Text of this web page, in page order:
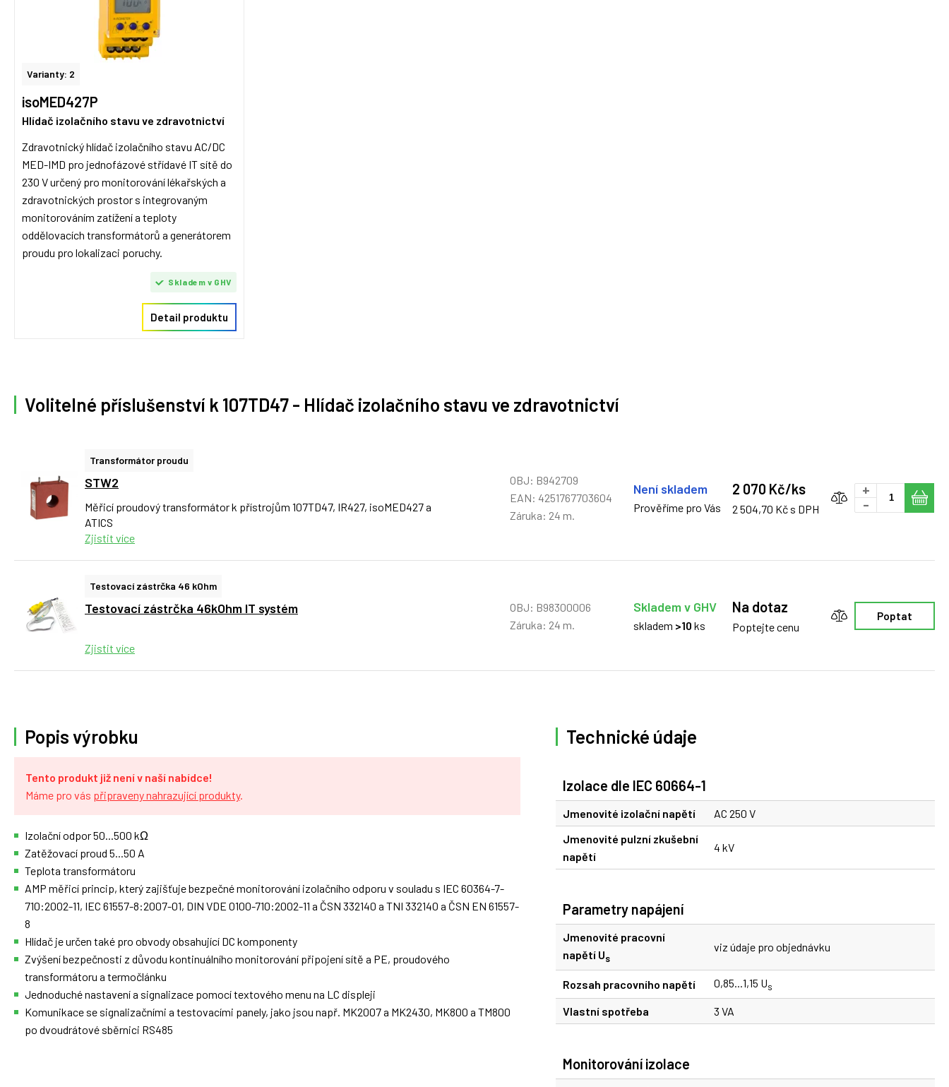
Varianty: 2
isoMED427P
Hlídač izolačního stavu ve zdravotnictví
Zdravotnický hlídač izolačního stavu AC/DC
MED-IMD pro jednofázové střídavé IT sítě do
230 V určený pro monitorování lékařských a
zdravotnických prostor s integrovaným
monitorováním zatížení a teploty
oddělovacích transformátorů a generátorem
proudu pro lokalizaci poruchy.
Skladem v GHV
Detail produktu
Volitelné příslušenství k 107TD47 - Hlídač izolačního stavu ve zdravotnictví
Transformátor proudu
STW2
Měřicí proudový transformátor k přístrojům 107TD47, IR427, isoMED427 a
ATICS
Zjistit více
OBJ: B942709
EAN: 4251767703604
Záruka: 24 m.
Není skladem
Prověříme pro Vás
2 070 Kč/ks
2 504,70 Kč s DPH
+
-
Testovací zástrčka 46 kOhm
Testovací zástrčka 46kOhm IT systém
Zjistit více
OBJ: B98300006
Záruka: 24 m.
Skladem v GHV
skladem >10 ks
Na dotaz
Poptejte cenu
Poptat
Popis výrobku
Tento produkt již není v naší nabídce!
Máme pro vás připraveny nahrazující produkty.
Izolační odpor 50...500 kΩ
Zatěžovací proud 5...50 A
Teplota transformátoru
AMP měřicí princip, který zajišťuje bezpečné monitorování izolačního odporu v souladu s IEC 60364-7-
710:2002-11, IEC 61557-8:2007-01, DIN VDE 0100-710:2002-11 a ČSN 332140 a TNI 332140 a ČSN EN 61557-
8
Hlídač je určen také pro obvody obsahující DC komponenty
Zvýšení bezpečnosti z důvodu kontinuálního monitorování připojení sítě a PE, proudového
transformátoru a termočlánku
Jednoduché nastavení a signalizace pomocí textového menu na LC displeji
Komunikace se signalizačními a testovacími panely, jako jsou např. MK2007 a MK2430, MK800 a TM800
po dvoudrátové sběrnici RS485
Technické údaje
Izolace dle IEC 60664-1
Jmenovité izolační napětí
AC 250 V
Jmenovité pulzní zkušební
napětí
4 kV
Parametry napájení
Jmenovité pracovní
napětí Us
viz údaje pro objednávku
Rozsah pracovního napětí 0,85...1,15 Us
Vlastní spotřeba 3 VA
Monitorování izolace